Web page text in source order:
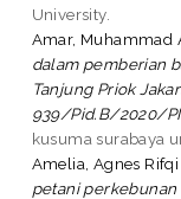
University.
Amar, Muhammad
dalam pemberian
Tanjung Priok
939/Pid.B/2020/
kusuma surabaya
Amelia, Agnes Rifqi
petani